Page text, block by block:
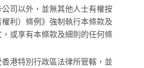
司以外，並無其他人士有權按
權利）條例》強制執行本條款及
或享有本條款及細則的任何條
港特別行政區法律所管轄，並